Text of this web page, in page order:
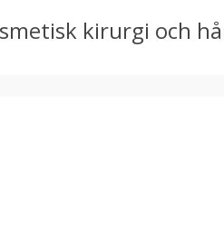
kirurgi och